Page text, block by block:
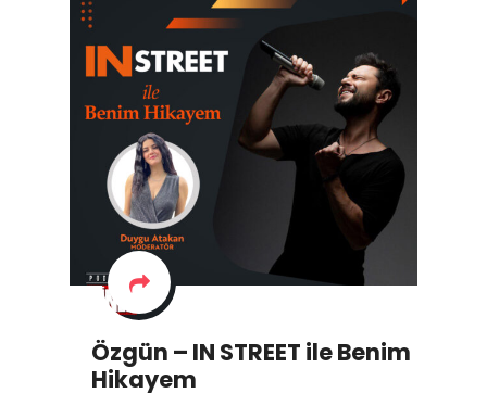
Özgün – IN STREET ile Benim
Hikayem